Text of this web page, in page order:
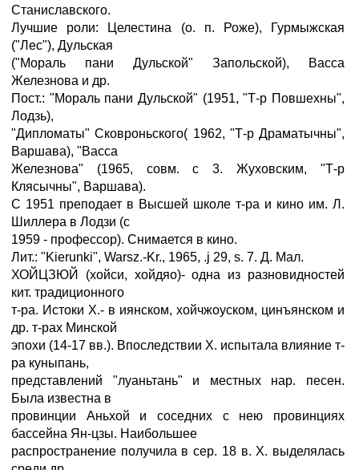
Станиславского.
Лучшие роли: Целестина (о. п. Роже), Гурмыжская
("Лес"), Дульская
("Мораль пани Дульской" Запольской), Васса
Железнова и др.
Пост.: "Мораль пани Дульской" (1951, "Т-р Повшехны",
Лодзь),
"Дипломаты" Сковроньского( 1962, "Т-р Драматычны",
Варшава), "Васса
Железнова" (1965, совм. с 3. Жуховским, "Т-р
Клясычны", Варшава).
С 1951 преподает в Высшей школе т-ра и кино им. Л.
Шиллера в Лодзи (с
1959 - профессор). Снимается в кино.
Лит.: "Kierunki", Warsz.-Kr., 1965, .ј 29, s. 7. Д. Мал.
ХОЙЦЗЮЙ (хойси, хойдяо)- одна из разновидностей
кит. традиционного
т-ра. Истоки X.- в иянском, хойчжоуском, цинъянском и
др. т-рах Минской
эпохи (14-17 вв.). Впоследствии X. испытала влияние т-
ра куныпань,
представлений "луаньтань" и местных нар. песен.
Была известна в
провинции Аньхой и соседних с нею провинциях
бассейна Ян-цзы. Наибольшее
распространение получила в сер. 18 в. X. выделялась